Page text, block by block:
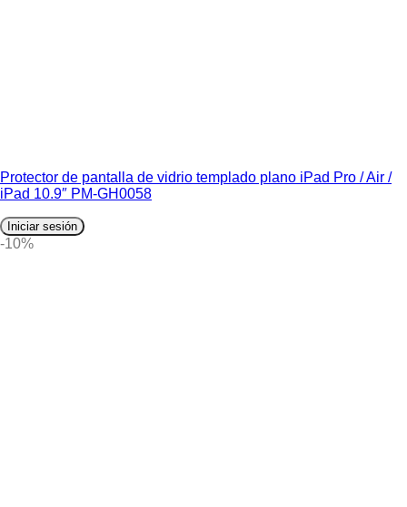
Protector de pantalla de vidrio templado plano iPad Pro / Air /
iPad 10.9″ PM-GH0058
Iniciar sesión
-10%